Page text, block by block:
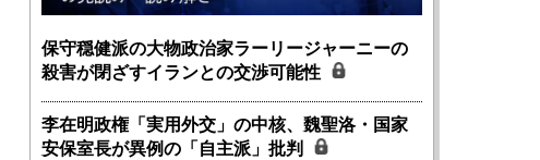
保守穏健派の大物政治家ラーリージャーニーの
殺害が閉ざすイランとの交渉可能性
李在明政権「実用外交」の中核、魏聖洛・国家
安保室長が異例の「自主派」批判